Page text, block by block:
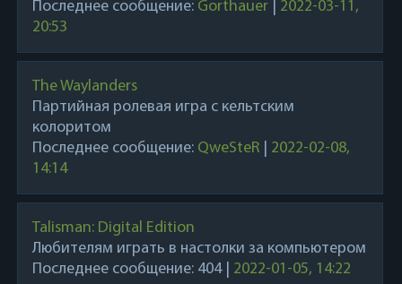
Последнее сообщение: Gorthauer| 2022-03-11,
20:53
The Waylanders
Партийная ролевая игра с кельтским
колоритом
Последнее сообщение: QweSteR| 2022-02-08,
14:14
Talisman: Digital Edition
Любителям играть в настолки за компьютером
Последнее сообщение: 404| 2022-01-05, 14:22